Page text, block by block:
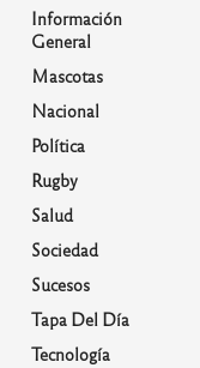
Información
General
Mascotas
Nacional
Política
Rugby
Salud
Sociedad
Sucesos
Tapa Del Día
Tecnología